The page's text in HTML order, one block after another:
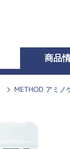
商品
METHOD アミノ